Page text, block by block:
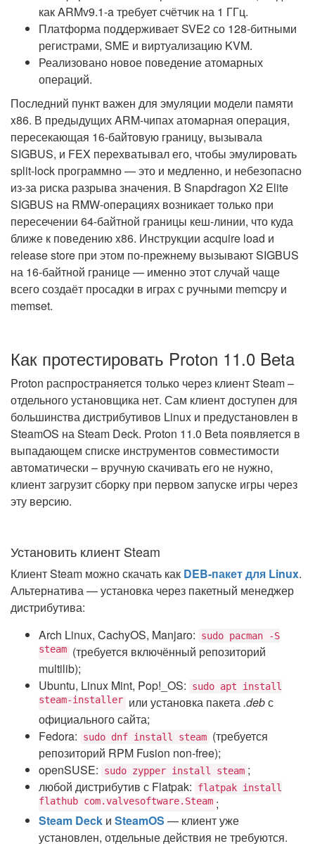
как ARMv9.1-a требует счётчик на 1 ГГц.
Платформа поддерживает SVE2 со 128-битными
регистрами, SME и виртуализацию KVM.
Реализовано новое поведение атомарных
операций.
Последний пункт важен для эмуляции модели памяти
x86. В предыдущих ARM-чипах атомарная операция,
пересекающая 16-байтовую границу, вызывала
SIGBUS, и FEX перехватывал его, чтобы эмулировать
split-lock программно — это и медленно, и небезопасно
из-за риска разрыва значения. В Snapdragon X2 Elite
SIGBUS на RMW-операциях возникает только при
пересечении 64-байтной границы кеш-линии, что куда
ближе к поведению x86. Инструкции acquire load и
release store при этом по-прежнему вызывают SIGBUS
на 16-байтной границе — именно этот случай чаще
всего создаёт просадки в играх с ручными memcpy и
memset.
Как протестировать Proton 11.0 Beta
Proton распространяется только через клиент Steam –
отдельного установщика нет. Сам клиент доступен для
большинства дистрибутивов Linux и предустановлен в
SteamOS на Steam Deck. Proton 11.0 Beta появляется в
выпадающем списке инструментов совместимости
автоматически – вручную скачивать его не нужно,
клиент загрузит сборку при первом запуске игры через
эту версию.
Установить клиент Steam
Клиент Steam можно скачать как DEB-пакет для Linux.
Альтернатива — установка через пакетный менеджер
дистрибутива:
Arch Linux, CachyOS, Manjaro:
sudo pacman -S
steam (требуется включённый репозиторий
multilib);
Ubuntu, Linux Mint, Pop!_OS:
sudo apt install
steam-installer или установка пакета.debс
официального сайта;
Fedora:
sudo dnf install steam (требуется
репозиторий RPM Fusion non-free);
openSUSE:
sudo zypper install steam ;
любой дистрибутив с Flatpak:
flatpak install
flathub com.valvesoftware.Steam ;
Steam Deck и SteamOS — клиент уже
установлен, отдельные действия не требуются.